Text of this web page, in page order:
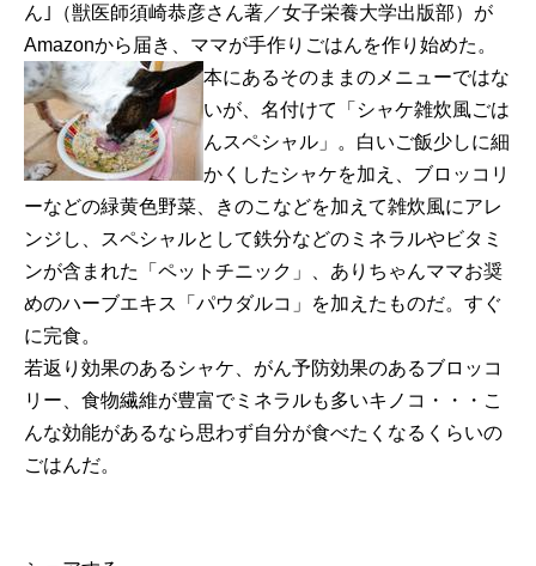
ん｣（獣医師須崎恭彦さん著／女子栄養大学出版部）が
Amazonから届き、ママが手作りごはんを作り始めた。
本にあるそのままのメニューではな
いが、名付けて「シャケ雑炊風ごは
んスペシャル」。白いご飯少しに細
かくしたシャケを加え、ブロッコリ
ーなどの緑黄色野菜、きのこなどを加えて雑炊風にアレ
ンジし、スペシャルとして鉄分などのミネラルやビタミ
ンが含まれた「ペットチニック」、ありちゃんママお奨
めのハーブエキス「パウダルコ」を加えたものだ。すぐ
に完食。
若返り効果のあるシャケ、がん予防効果のあるブロッコ
リー、食物繊維が豊富でミネラルも多いキノコ・・・こ
んな効能があるなら思わず自分が食べたくなるくらいの
ごはんだ。